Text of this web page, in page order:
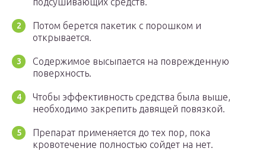
Потом берется пакетик с порошком и
открывается.
Содержимое высыпается на поврежденную
поверхность.
Чтобы эффективность средства была выше,
необходимо закрепить давящей повязкой.
Препарат применяется до тех пор, пока
кровотечение полностью сойдет на нет.